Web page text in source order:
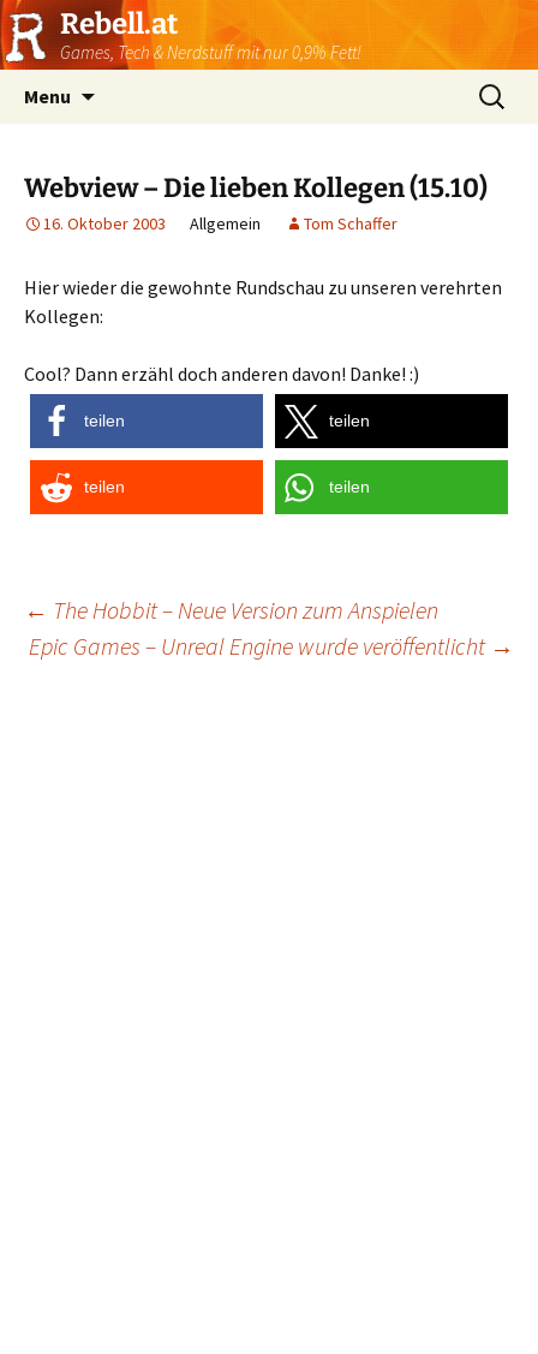
Rebell.at
Games, Tech & Nerdstuff mit nur 0,9% Fett!
Menu
Suchen
nach:
Webview – Die lieben Kollegen (15.10)
16. Oktober 2003 Allgemein Tom Schaffer
Hier wieder die gewohnte Rundschau zu unseren verehrten
Kollegen:
Cool? Dann erzähl doch anderen davon! Danke! :)
teilen teilen
teilen teilen
Post
← The Hobbit – Neue Version zum Anspielen
Epic Games – Unreal Engine wurde veröffentlicht →